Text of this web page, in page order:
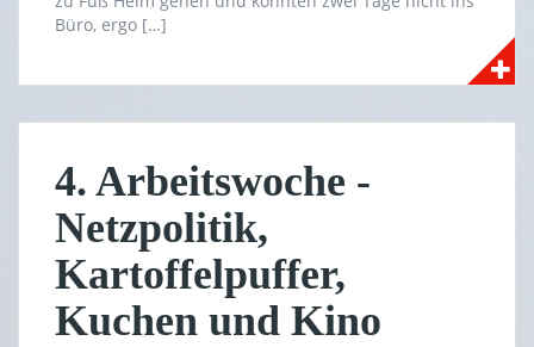
Büro, ergo […]
4. Arbeitswoche -
Netzpolitik,
Kartoffelpuffer,
Kuchen und Kino